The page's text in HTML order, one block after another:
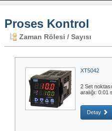
Proses Kontrol
Zaman Rölesi / Sayısı
XT5042
2 Set
aralığı: 0.01
Detay